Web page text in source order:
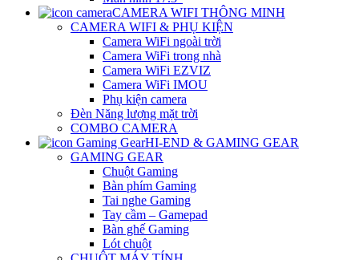
CAMERA WIFI THÔNG MINH
CAMERA WIFI & PHỤ KIỆN
Camera WiFi ngoài trời
Camera WiFi trong nhà
Camera WiFi EZVIZ
Camera WiFi IMOU
Phụ kiện camera
Đèn Năng lượng mặt trời
COMBO CAMERA
HI-END & GAMING GEAR
GAMING GEAR
Chuột Gaming
Bàn phím Gaming
Tai nghe Gaming
Tay cầm – Gamepad
Bàn ghế Gaming
Lót chuột